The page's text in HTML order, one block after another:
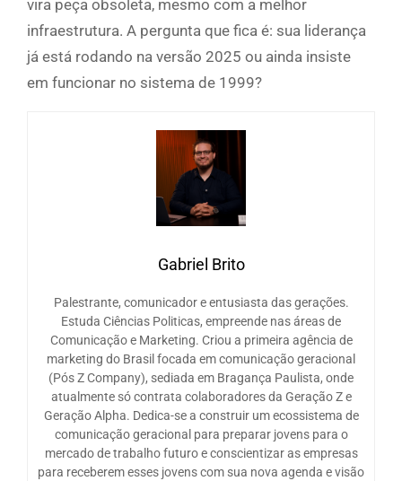
vira peça obsoleta, mesmo com a melhor
infraestrutura. A pergunta que fica é: sua liderança
já está rodando na versão 2025 ou ainda insiste
em funcionar no sistema de 1999?
Gabriel Brito
Palestrante, comunicador e entusiasta das gerações.
Estuda Ciências Politicas, empreende nas áreas de
Comunicação e Marketing. Criou a primeira agência de
marketing do Brasil focada em comunicação geracional
(Pós Z Company), sediada em Bragança Paulista, onde
atualmente só contrata colaboradores da Geração Z e
Geração Alpha. Dedica-se a construir um ecossistema de
comunicação geracional para preparar jovens para o
mercado de trabalho futuro e conscientizar as empresas
para receberem esses jovens com sua nova agenda e visão